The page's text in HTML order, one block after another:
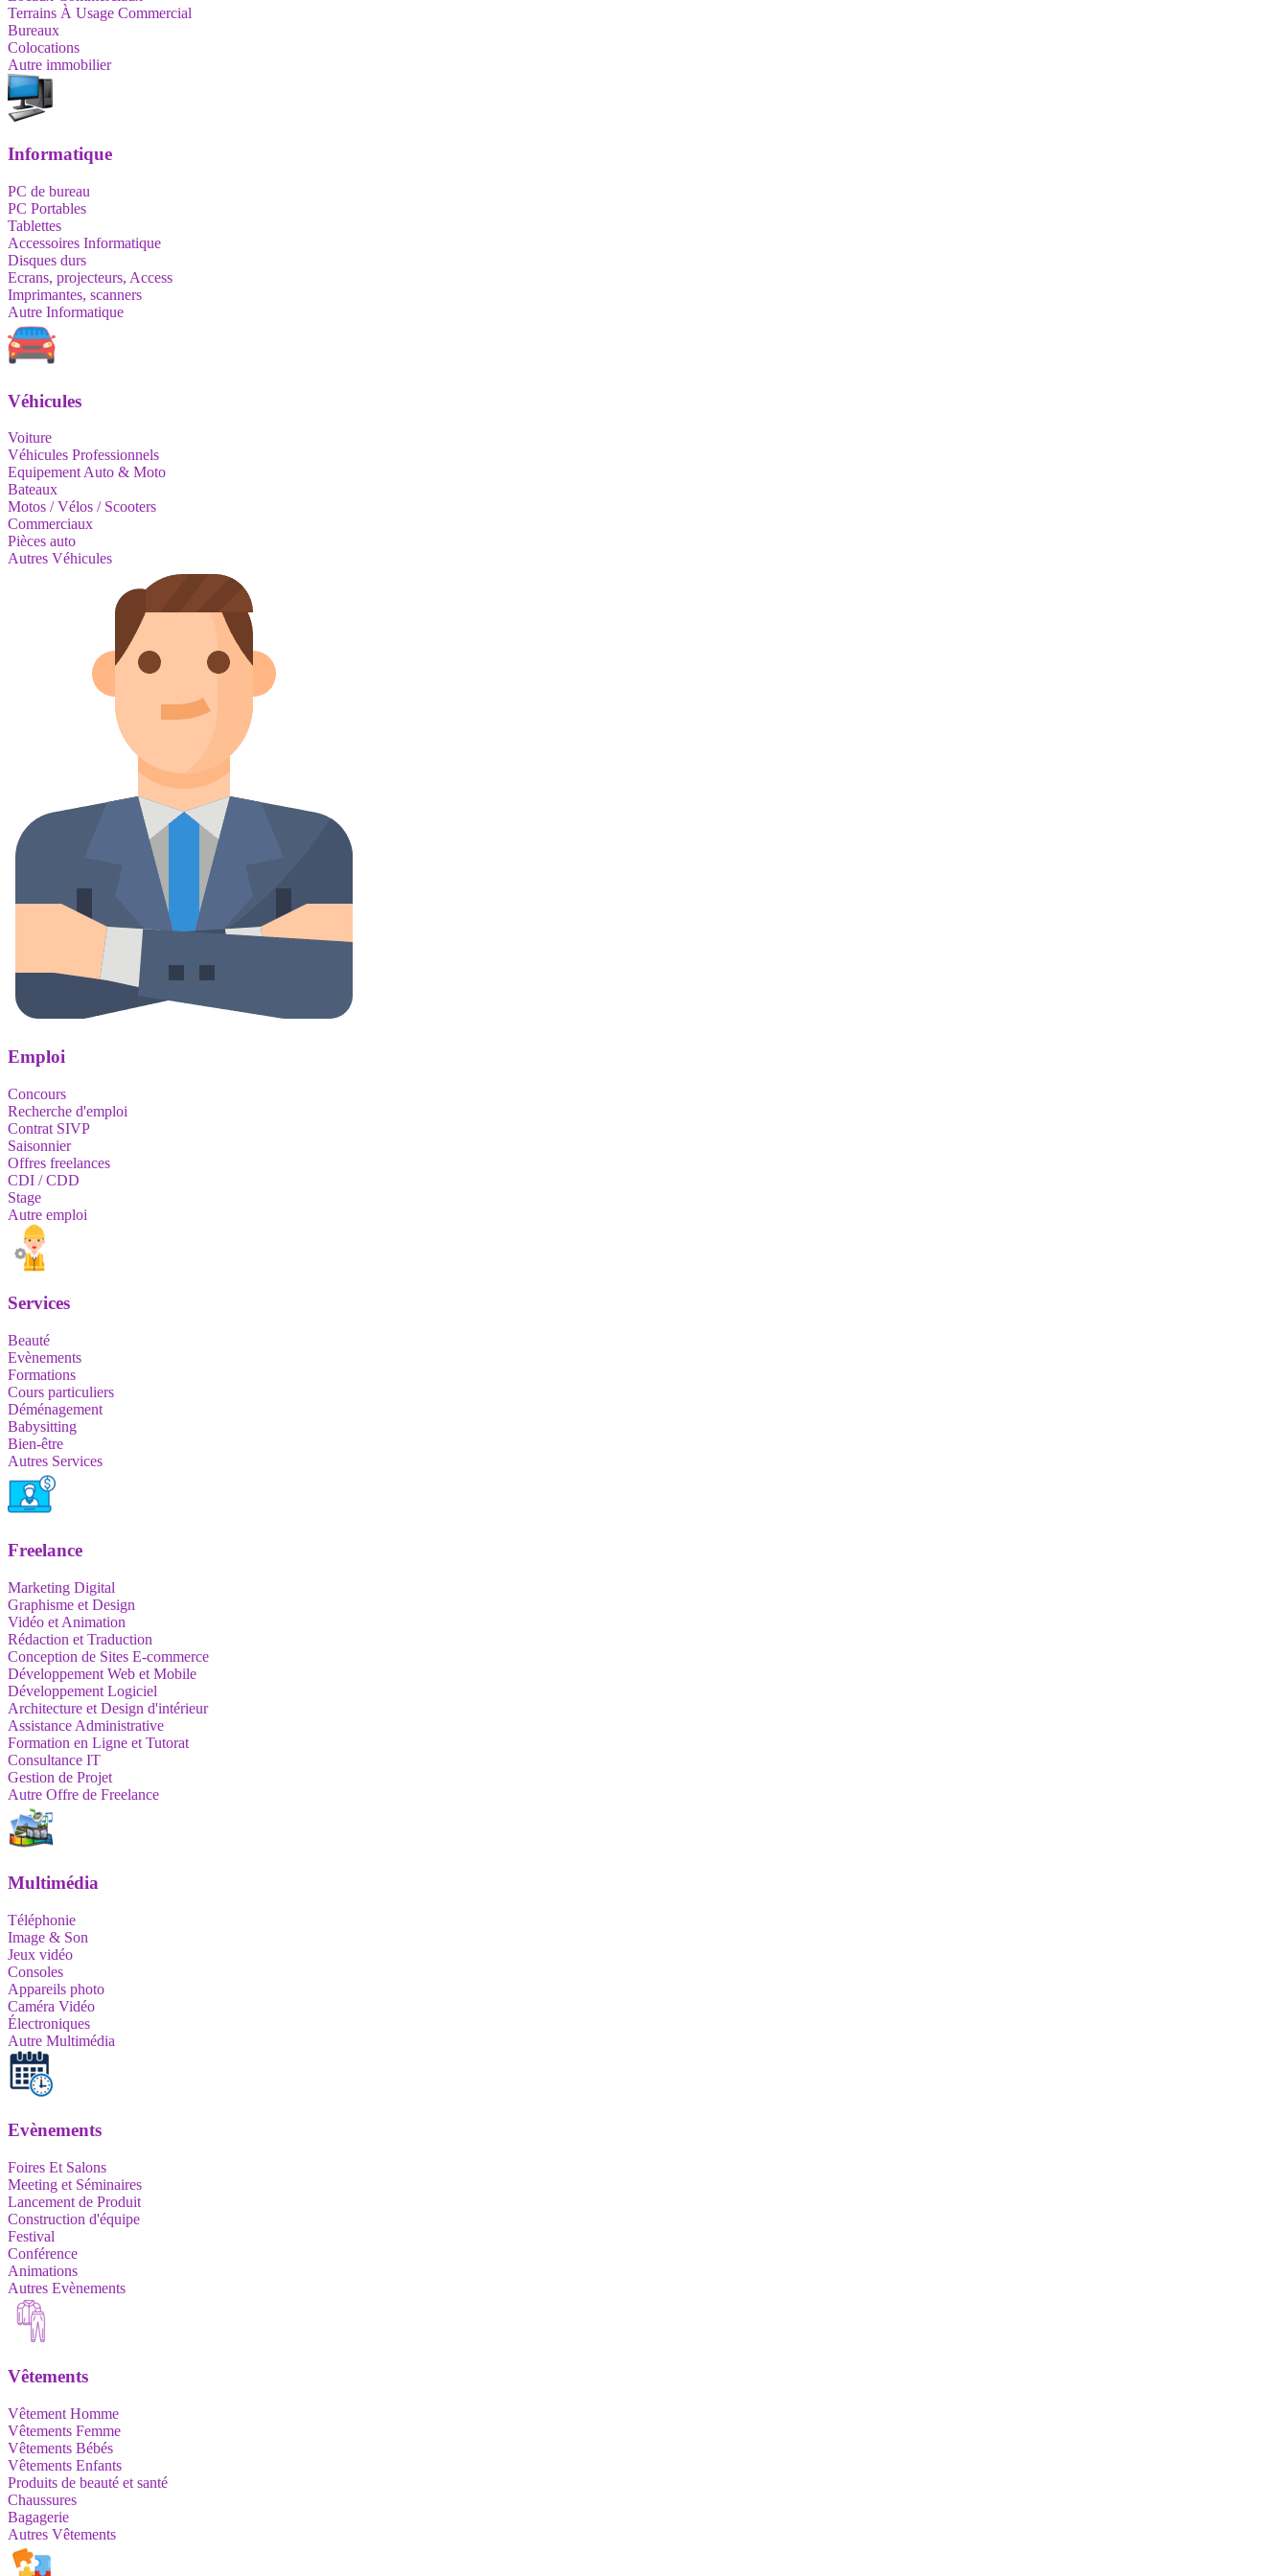
Terrains À Usage Commercial
Bureaux
Colocations
Autre immobilier
Informatique
PC de bureau
PC Portables
Tablettes
Accessoires Informatique
Disques durs
Ecrans, projecteurs, Access
Imprimantes, scanners
Autre Informatique
Véhicules
Voiture
Véhicules Professionnels
Equipement Auto & Moto
Bateaux
Motos / Vélos / Scooters
Commerciaux
Pièces auto
Autres Véhicules
Emploi
Concours
Recherche d'emploi
Contrat SIVP
Saisonnier
Offres freelances
CDI / CDD
Stage
Autre emploi
Services
Beauté
Evènements
Formations
Cours particuliers
Déménagement
Babysitting
Bien-être
Autres Services
Freelance
Marketing Digital
Graphisme et Design
Vidéo et Animation
Rédaction et Traduction
Conception de Sites E-commerce
Développement Web et Mobile
Développement Logiciel
Architecture et Design d'intérieur
Assistance Administrative
Formation en Ligne et Tutorat
Consultance IT
Gestion de Projet
Autre Offre de Freelance
Multimédia
Téléphonie
Image & Son
Jeux vidéo
Consoles
Appareils photo
Caméra Vidéo
Électroniques
Autre Multimédia
Evènements
Foires Et Salons
Meeting et Séminaires
Lancement de Produit
Construction d'équipe
Festival
Conférence
Animations
Autres Evènements
Vêtements
Vêtement Homme
Vêtements Femme
Vêtements Bébés
Vêtements Enfants
Produits de beauté et santé
Chaussures
Bagagerie
Autres Vêtements